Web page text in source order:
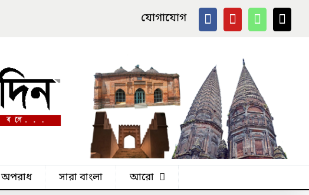
যোগাযোগ
অপরাধ সারা বাংলা আরো